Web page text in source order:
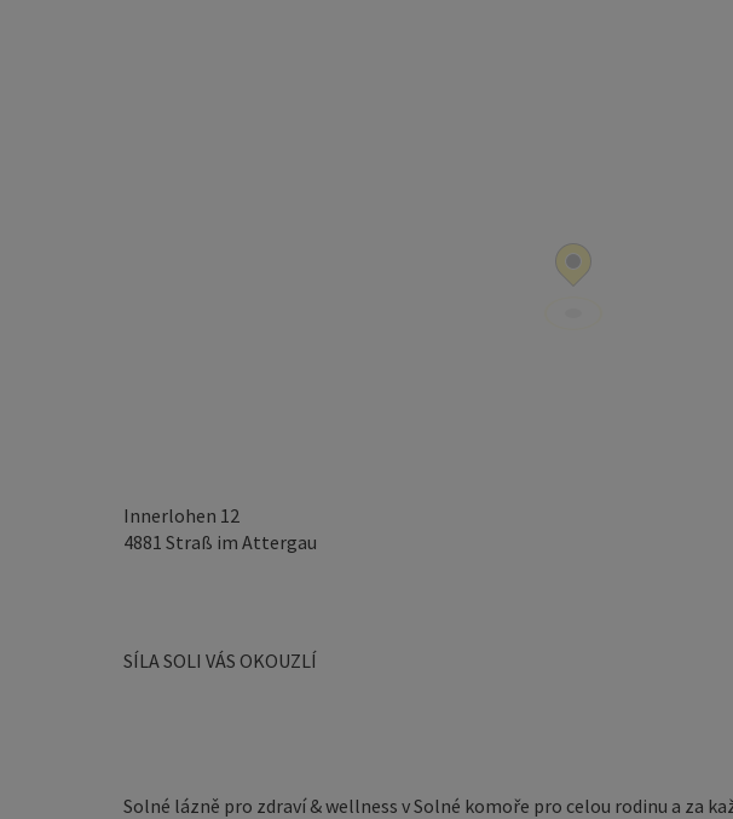
Innerlohen 12
4881 Straß im Attergau
SÍLA SOLI VÁS OKOUZLÍ
Solné lázně pro zdraví & wellness v Solné komoře pro celou rodinu a za